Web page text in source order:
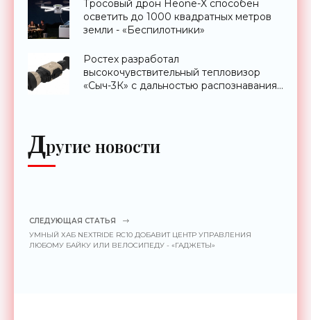
Тросовый дрон Heone-X способен
осветить до 1000 квадратных метров
земли - «Беспилотники»
Ростех разработал
высокочувствительный тепловизор
«Сыч-3К» с дальностью распознавания
Другие новости
СЛЕДУЮЩАЯ СТАТЬЯ
УМНЫЙ ХАБ NEXTRIDE RC10 ДОБАВИТ ЦЕНТР УПРАВЛЕНИЯ
ЛЮБОМУ БАЙКУ ИЛИ ВЕЛОСИПЕДУ - «ГАДЖЕТЫ»